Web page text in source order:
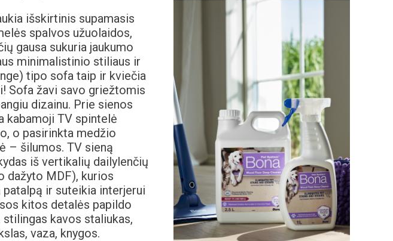
išskirtinis supamasis
spalvos užuolaidos,
gausa sukuria jaukumo
minimalistinio stiliaus ir
tipo sofa taip ir kviečia
Sofa žavi savo griežtomis
dizainu. Prie sienos
kabamoji TV spintelė
o pasirinkta medžio
– šilumos. TV sieną
iš vertikalių dailylenčių
dažyto MDF), kurios
ir suteikia interjerui
kitos detalės papildo
kavos staliukas,
vaza, knygos.